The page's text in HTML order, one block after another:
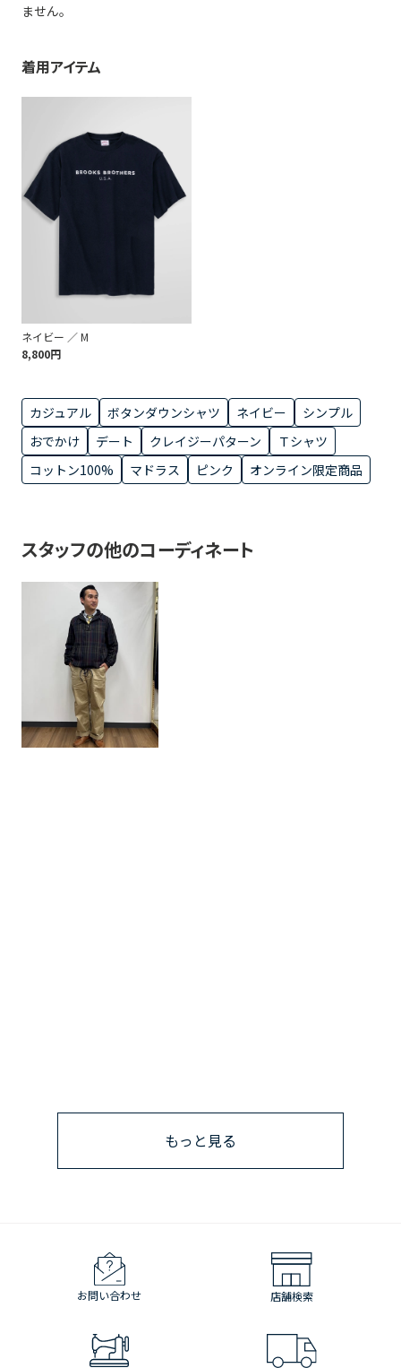
ません。
着用アイテム
ネイビー ／ M
8,800円
カジュアル ボタンダウンシャツ ネイビー
シンプル
おでかけ
デート クレイジーパターン
Ｔシャツ
コットン100%
マドラス ピンク オンライン限定商品
スタッフの他のコーディネート
もっと見る
お問い合わせ 店舗検索